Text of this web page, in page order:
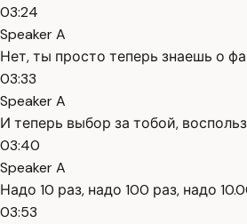
03:24
Speaker A
Нет, ты просто теперь знаешь о
03:33
Speaker A
И теперь выбор за тобой,
03:40
Speaker A
Надо 10 раз, надо 100 раз, надо
03:53